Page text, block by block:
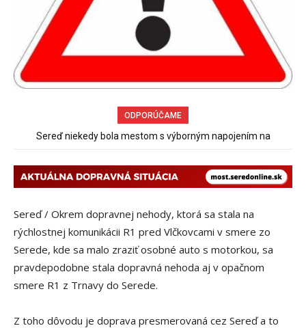
ODPORÚČAME
Pri venčení na Jesenského ulici mal usmrtiť psíka vlčiak, ktorý
Sereď / Okrem dopravnej nehody, ktorá sa stala na
rýchlostnej komunikácii R1 pred Vlčkovcami v smere zo
Serede, kde sa malo zraziť osobné auto s motorkou, sa
pravdepodobne stala dopravná nehoda aj v opačnom
smere R1 z Trnavy do Serede.
Z toho dôvodu je doprava presmerovaná cez Sereď a to